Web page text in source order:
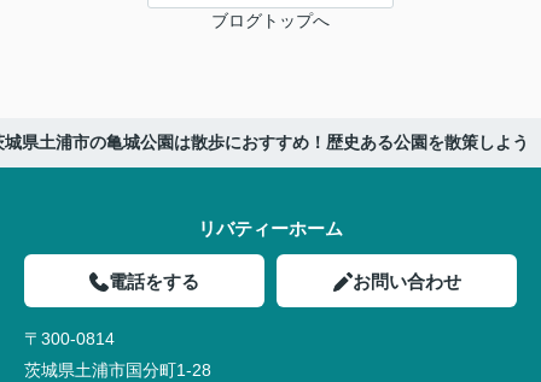
ブログトップへ
城県土浦市の亀城公園は散歩におすすめ！歴史ある公園を散策しよう
リバティーホーム
電話をする お問い合わせ
〒300-0814
茨城県土浦市国分町1-28